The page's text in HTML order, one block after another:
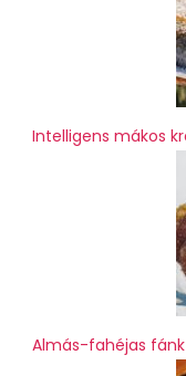
Intelligens mákos
Almás-fahéjas